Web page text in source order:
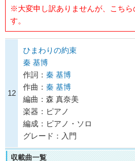
※大変申し訳ありませんが、こちら
す。
12
ひまわりの約束
秦 基博
作詞： 秦 基博
作曲： 秦 基博
編曲：森 真奈美
楽器：ピアノ
編成：ピアノ・ソロ
グレード：入門
収載曲一覧